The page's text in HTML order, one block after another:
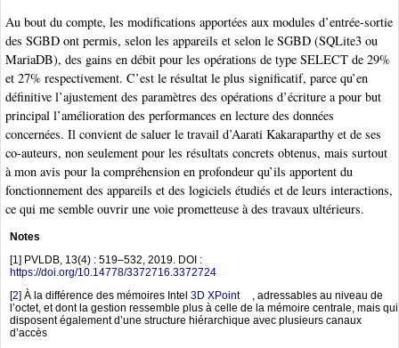
Au bout du compte, les modifications apportées aux modules d’entrée-sortie
des SGBD ont permis, selon les appareils et selon le SGBD (SQLite3 ou
MariaDB), des gains en débit pour les opérations de type SELECT de 29%
et 27% respectivement. C’est le résultat le plus significatif, parce qu’en
définitive l’ajustement des paramètres des opérations d’écriture a pour but
principal l’amélioration des performances en lecture des données
concernées. Il convient de saluer le travail d’Aarati Kakaraparthy et de ses
co-auteurs, non seulement pour les résultats concrets obtenus, mais surtout
à mon avis pour la compréhension en profondeur qu’ils apportent du
fonctionnement des appareils et des logiciels étudiés et de leurs interactions,
ce qui me semble ouvrir une voie prometteuse à des travaux ultérieurs.
Notes
[1] PVLDB, 13(4) : 519–532, 2019. DOI :
https://doi.org/10.14778/3372716.3372724
[2] À la différence des mémoires Intel 3D XPoint
, adressables au niveau de
l’octet, et dont la gestion ressemble plus à celle de la mémoire centrale, mais qui
disposent également d’une structure hiérarchique avec plusieurs canaux
d’accès